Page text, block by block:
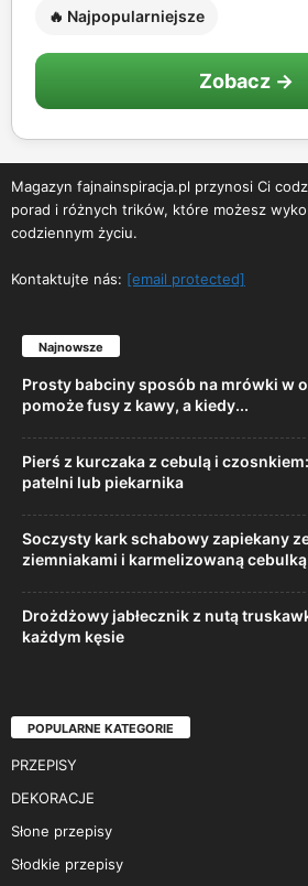
🔥 Najpopularniejsze
Zobacz →
Magazyn fajnainspiracja.pl przynosi Ci
porad i różnych trików, które możesz
codziennym życiu.
Kontaktujte nás: [email protected]
Najnowsze
Prosty babciny sposób na mrówki w
pomoże fusy z kawy, a kiedy...
Pierś z kurczaka z cebulą i
patelni lub piekarnika
Soczysty kark schabowy zapiekany
ziemniakami i karmelizowaną cebulką
Drożdżowy jabłecznik z nutą
każdym kęsie
POPULARNE KATEGORIE
PRZEPISY
DEKORACJE
Słone przepisy
Słodkie przepisy